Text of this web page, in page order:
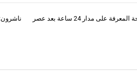
هكذا نجحت “مكتبات الشارقة” في إتاحة المعرفة على مدار 24 ساعة بعد عصر